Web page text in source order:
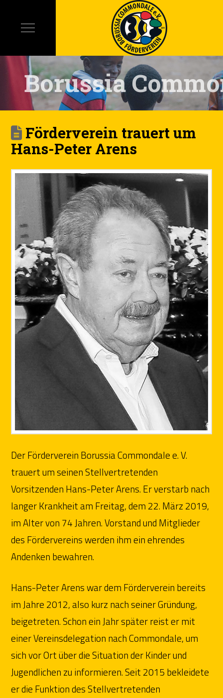
Borussia
Förderverein trauert um
Hans-Peter Arens
Der Förderverein Borussia Commondale e. V.
trauert um seinen Stellvertretenden
Vorsitzenden Hans-Peter Arens. Er verstarb nach
langer Krankheit am Freitag, dem 22. März 2019,
im Alter von 74 Jahren. Vorstand und Mitglieder
des Fördervereins werden ihm ein ehrendes
Andenken bewahren.
Hans-Peter Arens war dem Förderverein bereits
im Jahre 2012, also kurz nach seiner Gründung,
beigetreten. Schon ein Jahr später reist er mit
einer Vereinsdelegation nach Commondale, um
sich vor Ort über die Situation der Kinder und
Jugendlichen zu informieren. Seit 2015 bekleidete
er die Funktion des Stellvertretenden